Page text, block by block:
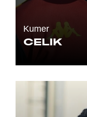
Kumer
CELIK